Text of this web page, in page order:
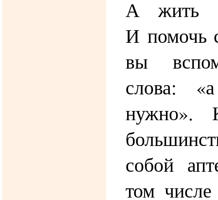
А жить
И помочь
вы
слова:
нужно».
собой
том